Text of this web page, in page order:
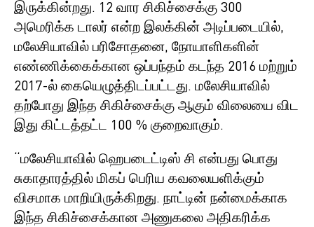
இருக்கின்றது. 12 வார சிகிச்சைக்கு 300
அமெரிக்க டாலர் என்ற இலக்கின் அடிப்படையில்,
மலேசியாவில் பரிசோதனை, நோயாளிகளின்
எண்ணிக்கைக்கான ஒப்பந்தம் கடந்த 2016 மற்றும்
2017-ல் கையெழுத்திடப்பட்டது. மலேசியாவில்
தற்போது இந்த சிகிச்சைக்கு ஆகும் விலையை விட
இது கிட்டத்தட்ட 100 % குறைவாகும்.
“மலேசியாவில் ஹெபடைட்டிஸ் சி என்பது பொது
சுகாதாரத்தில் மிகப் பெரிய கவலையளிக்கும்
விசமாக மாறியிருக்கிறது. நாட்டின் நன்மைக்காக
இந்த சிகிச்சைக்கான அணுகலை அதிகரிக்க